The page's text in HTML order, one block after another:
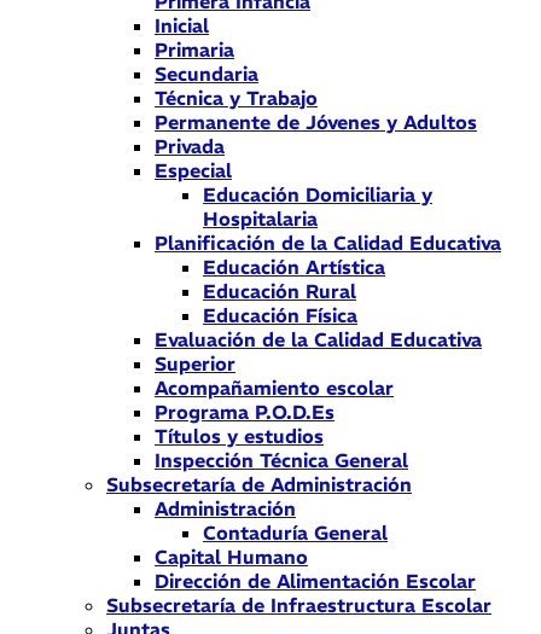
Inicial
Primaria
Secundaria
Técnica y Trabajo
Permanente de Jóvenes y Adultos
Privada
Especial
Educación Domiciliaria y
Hospitalaria
Planificación de la Calidad Educativa
Educación Artística
Educación Rural
Educación Física
Evaluación de la Calidad Educativa
Superior
Acompañamiento escolar
Programa P.O.D.Es
Títulos y estudios
Inspección Técnica General
Subsecretaría de Administración
Administración
Contaduría General
Capital Humano
Dirección de Alimentación Escolar
Subsecretaría de Infraestructura Escolar
Juntas